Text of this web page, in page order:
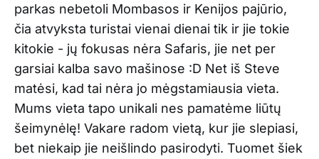
parkas nebetoli Mombasos ir Kenijos pajūrio,
čia atvyksta turistai vienai dienai tik ir jie tokie
kitokie - jų fokusas nėra Safaris, jie net per
garsiai kalba savo mašinose :D Net iš Steve
matėsi, kad tai nėra jo mėgstamiausia vieta.
Mums vieta tapo unikali nes pamatėme liūtų
šeimynėlę! Vakare radom vietą, kur jie slepiasi,
bet niekaip jie neišlindo pasirodyti. Tuomet šiek